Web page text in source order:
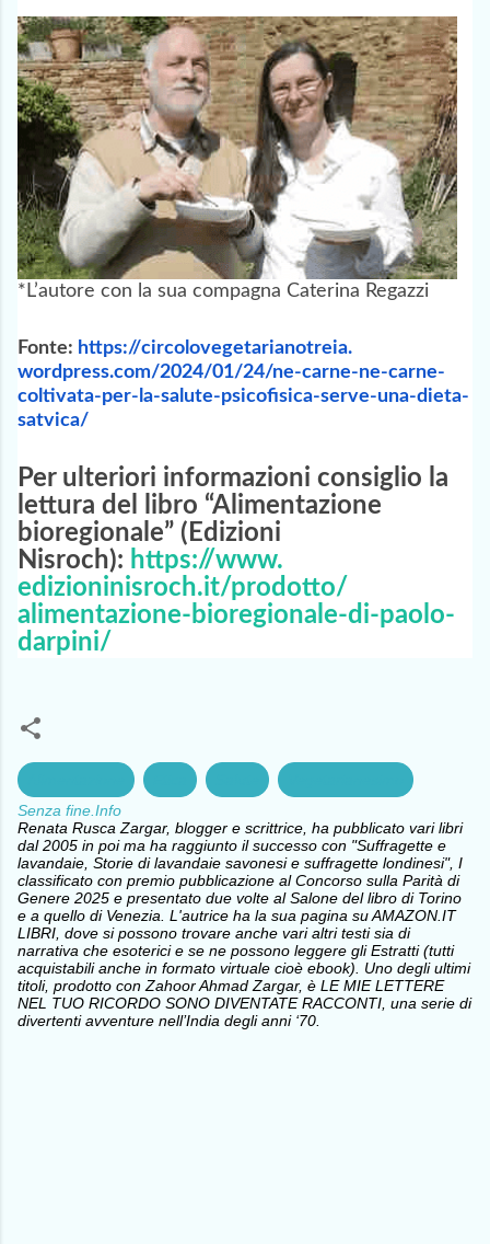
*L’autore con la sua compagna Caterina Regazzi
Fonte: https://circolovegetarianotreia.
wordpress.com/2024/01/24/ne-carne-ne-carne-
coltivata-per- la-salute-psicofisica-serve-una-dieta-
satvica/
Per ulteriori informazioni consiglio la
lettura del libro “Alimentazione
bioregionale” (Edizioni
Nisroch): https://www.
edizioninisroch.it/prodotto/
alimentazione-bioregionale-di-paolo-
darpini/
Senza fine.Info
Renata Rusca Zargar, blogger e scrittrice, ha pubblicato vari libri
dal 2005 in poi ma ha raggiunto il successo con "Suffragette e
lavandaie, Storie di lavandaie savonesi e suffragette londinesi", I
classificato con premio pubblicazione al Concorso sulla Parità di
Genere 2025 e presentato due volte al Salone del libro di Torino
e a quello di Venezia. L'autrice ha la sua pagina su AMAZON.IT
LIBRI, dove si possono trovare anche vari altri testi sia di
narrativa che esoterici e se ne possono leggere gli Estratti (tutti
acquistabili anche in formato virtuale cioè ebook). Uno degli ultimi
titoli, prodotto con Zahoor Ahmad Zargar, è LE MIE LETTERE
NEL TUO RICORDO SONO DIVENTATE RACCONTI, una serie di
divertenti avventure nell’India degli anni ‘70.